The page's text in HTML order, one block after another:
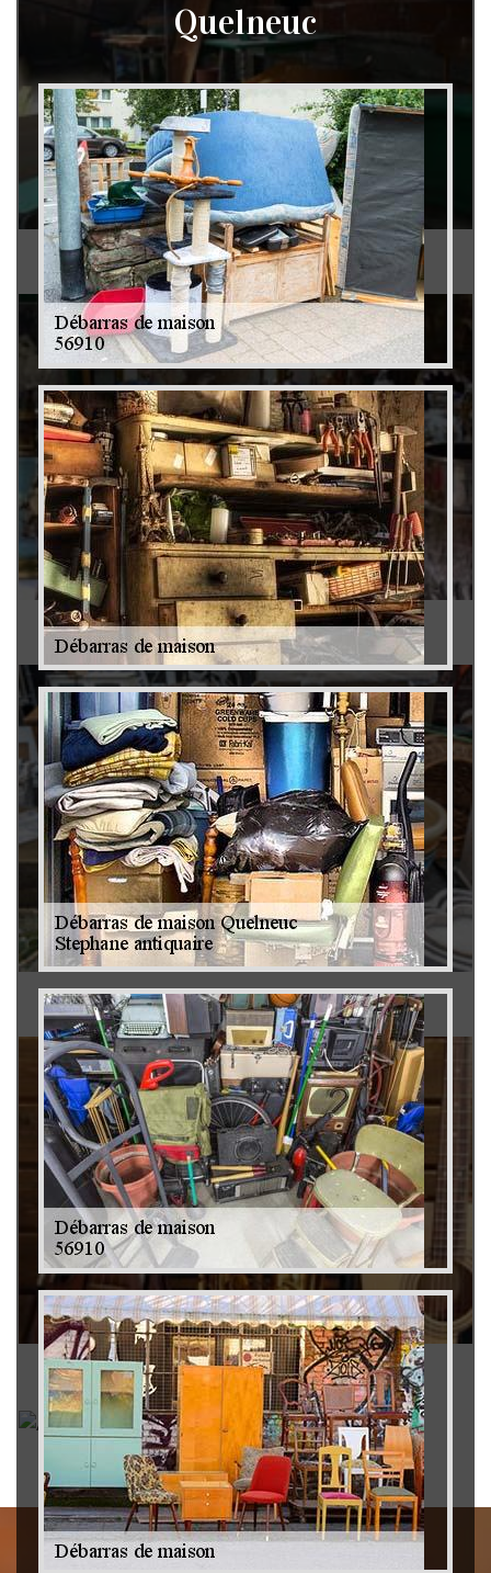
Débarras de grenier et cave 79
Antiquaire 79
Brocanteur 79
Rachat instrument de musique 79
Achat antiquité 79
Quelneuc